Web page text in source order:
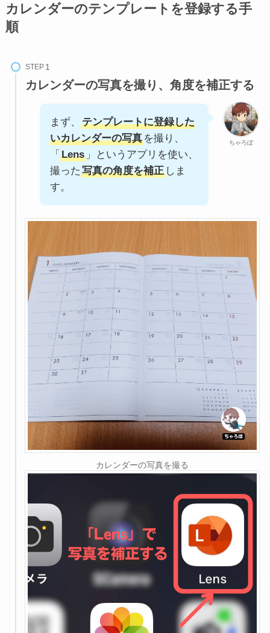
カレンダーのテンプレートを登録する手
順
STEP
カレンダーの写真を撮り、角度を補正する
ちゃろぼ
まず、
テンプレートに登録した
いカレンダーの写真を撮り、
「 Lens」というアプリを使い、
撮った 写真の角度を補正しま
す。
カレンダーの写真を撮る